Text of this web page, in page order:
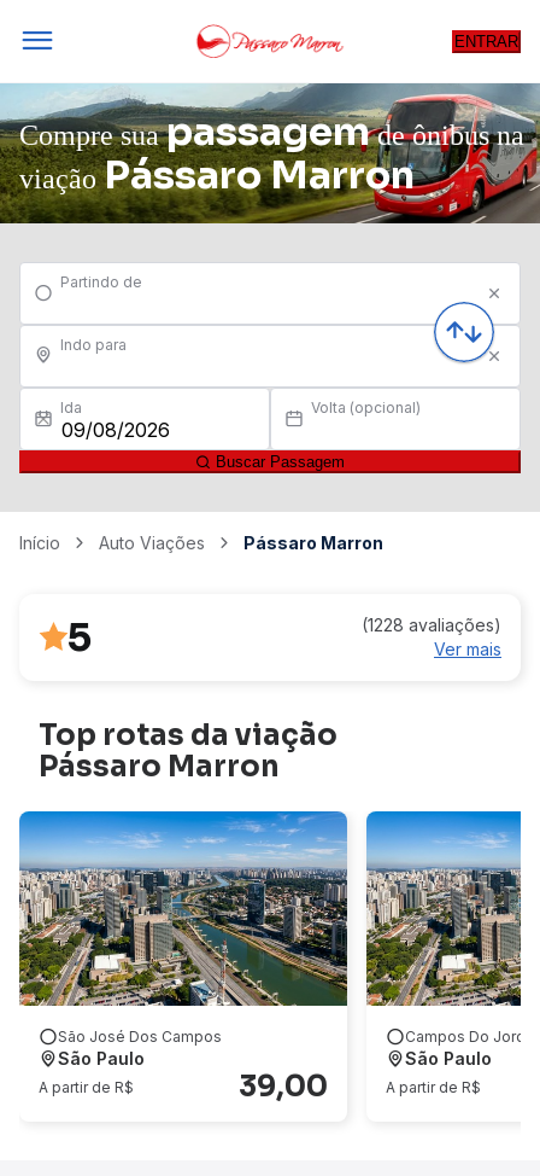
ENTRAR
Compre suapassagemde ônibus na
viaçãoPássaro Marron
Partindo de
Indo para
Ida Volta (opcional)
Buscar Passagem
Início Auto Viações Pássaro Marron
5
(1228 avaliações)
Ver mais
Top rotas da viação
Pássaro Marron
São José Dos Campos
São Paulo
A partir de R$ 39,00
Campos Do
São Paulo
A partir de R$